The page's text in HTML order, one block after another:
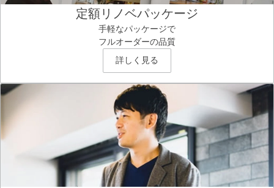
定額リノベパッケージ
手軽なパッケージで
フルオーダーの品質
詳しく見る